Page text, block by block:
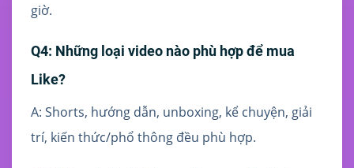
giờ.
Q4: Những loại video nào phù hợp để mua
Like?
A: Shorts, hướng dẫn, unboxing, kể chuyện, giải
trí, kiến thức/phổ thông đều phù hợp.